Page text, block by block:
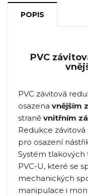
POPIS
PVC
PVC závitová
osazena vnějším
straně vnitřním
Redukce
pro osazení
Systém
PVC-U, které se
mechanických
manipulace i